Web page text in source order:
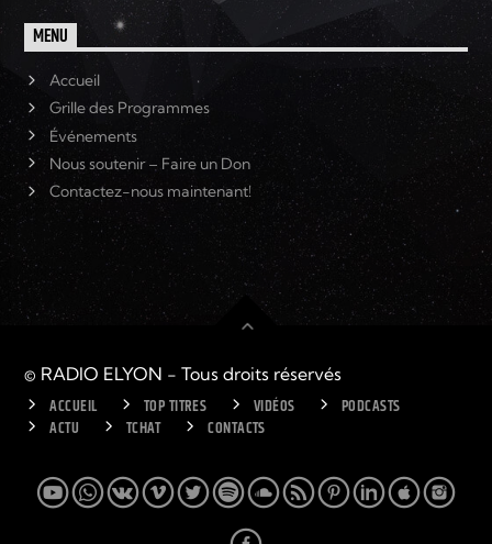
MENU
Accueil
Grille des Programmes
Événements
Nous soutenir – Faire un Don
Contactez-nous maintenant!
© RADIO ELYON - Tous droits réservés
ACCUEIL TOP TITRES VIDÉOS
PODCASTS
ACTU
TCHAT CONTACTS